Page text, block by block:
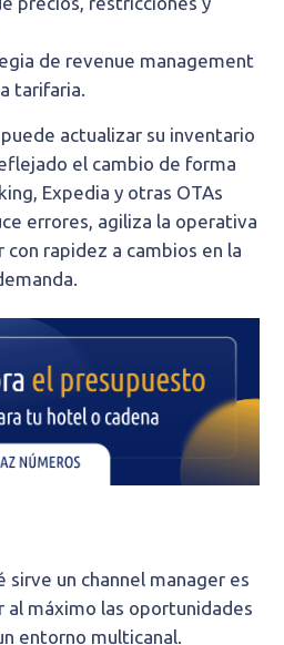
de revenue management
tarifaria.
actualizar su inventario
el cambio de forma
Expedia y otras OTAs
errores, agiliza la operativa
rapidez a cambios en la
sirve un channel manager es
al máximo las oportunidades
entorno multicanal.